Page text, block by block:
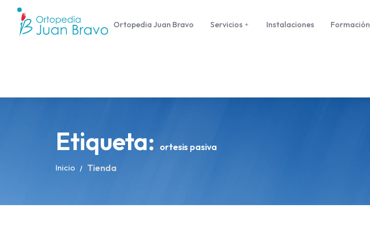
Ortopedia Juan Bravo Servicios Instalaciones Formación
Etiqueta: ortesis pasiva
Inicio Tienda